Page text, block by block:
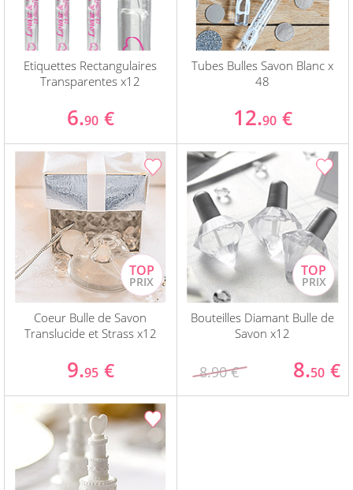
Etiquettes Rectangulaires
Transparentes x12
6.90 €
Tubes Bulles Savon Blanc x
48
12.90 €
Coeur Bulle de Savon
Translucide et Strass x12
9.95 €
Bouteilles Diamant Bulle de
Savon x12
8.90 € 8.50 €